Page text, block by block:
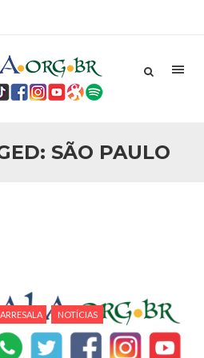
SÃO PAULO
Sobre o
O presente artigo resume as
O Misericordioso! O Centro
a nação islâmica pela chegada
1435 Hejrita. Desejamos a
novo
NOTÍCIAS